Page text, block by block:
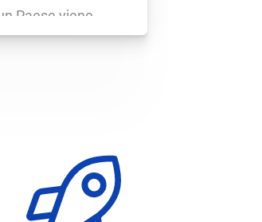
Paese viene
e calcolato